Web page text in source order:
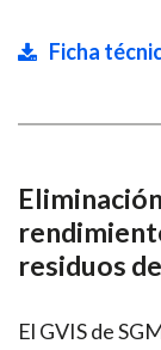
Ficha
residuos
El GVIS de